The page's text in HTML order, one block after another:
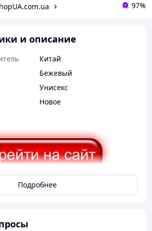
97%
и описание
Китай
Бежевый
Унисекс
Новое
Подробнее